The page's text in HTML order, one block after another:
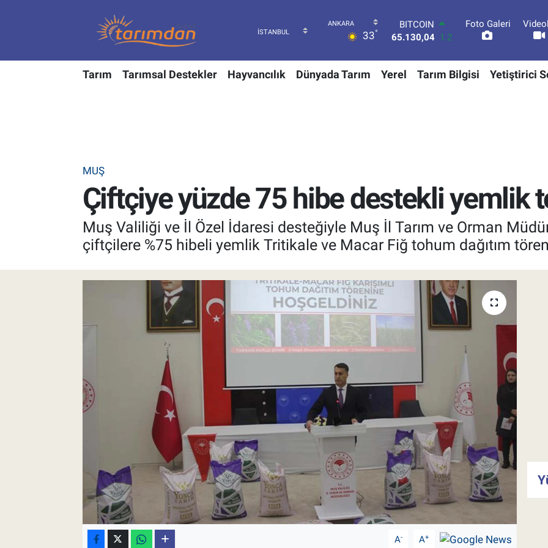
33°
DOLAR
47,7106 0.17
55,1652 0.27
STERLİN
Foto Galeri
Tarım Tarımsal Destekler Hayvancılık Dünyada Tarım Yerel Tarım Bilgisi Yetiştirici
MUŞ
Çiftçiye yüzde 75 hibe destekli yemlik
Muş Valiliği ve İl Özel İdaresi desteğiyle Muş İl Tarım ve Orman
çiftçilere %75 hibeli yemlik Tritikale ve Macar Fiğ tohum dağıtım
A- A+
Hayvancılık
Tarımsal Destekler
Tarım Bakanlığı
Et fiyatları
Yetiştirici Soruyor
Şeker ve Şekerli Mamüller
Tahıllar ve Baklagiller
Nöbetçi Eczaneler
Hava Durumu
Tüm Manşetler
Son Dakika Haberleri
Haber Arşivi